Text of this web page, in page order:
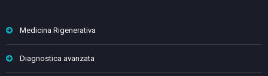
Medicina Rigenerativa
Diagnostica avanzata